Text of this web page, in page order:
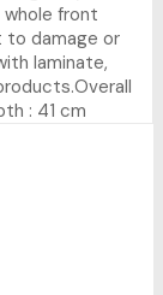
front
to damage or
laminate,
: 41 cm